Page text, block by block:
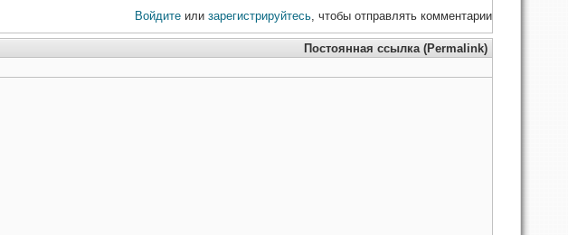
Войдите или зарегистрируйтесь, чтобы отправлять комментарии
Постоянная ссылка (Permalink)